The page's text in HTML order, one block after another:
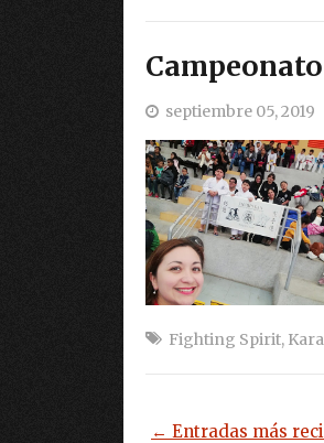
septiembre 05, 2019
Fighting Spirit,
← Entradas más